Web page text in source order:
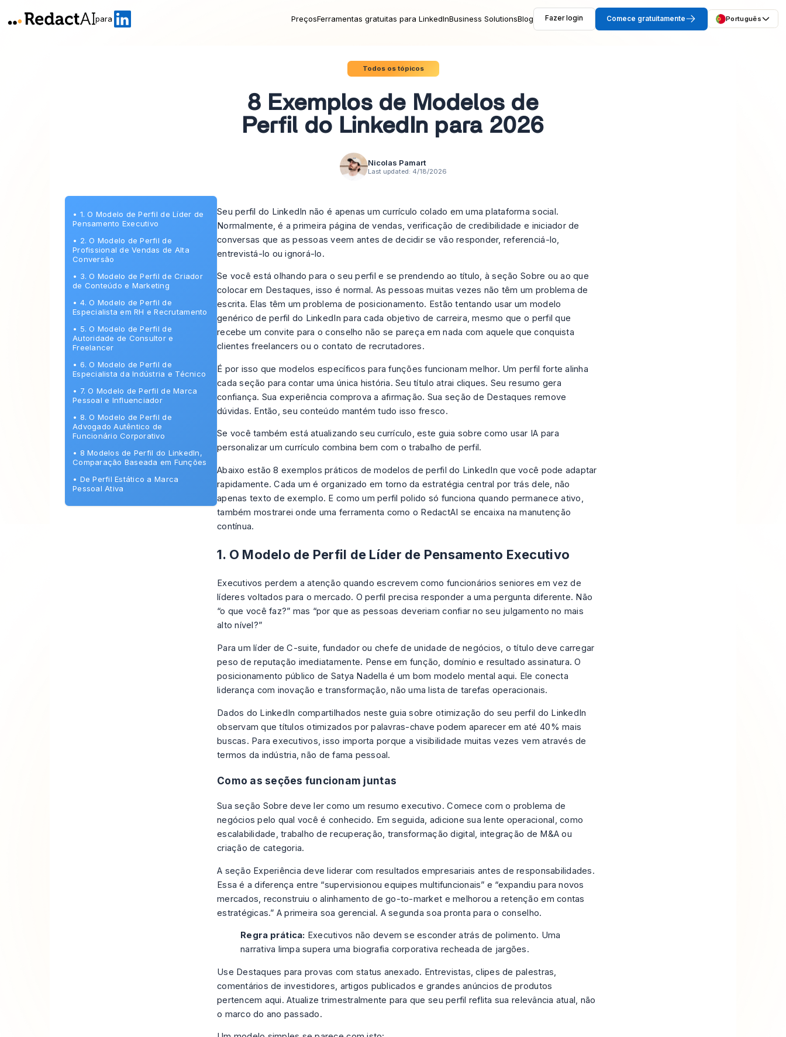
para PreçosFerramentas gratuitas para LinkedInBusiness SolutionsBlog Fazer login Comece gratuitamente Português
Todos os tópicos
8 Exemplos de Modelos de
Perfil do LinkedIn para 2026
Nicolas Pamart
Last updated: 4/18/2026
• 1. O Modelo de Perfil de Líder de
Pensamento Executivo
• 2. O Modelo de Perfil de
Profissional de Vendas de Alta
Conversão
• 3. O Modelo de Perfil de Criador
de Conteúdo e Marketing
• 4. O Modelo de Perfil de
Especialista em RH e Recrutamento
• 5. O Modelo de Perfil de
Autoridade de Consultor e
Freelancer
• 6. O Modelo de Perfil de
Especialista da Indústria e Técnico
• 7. O Modelo de Perfil de Marca
Pessoal e Influenciador
• 8. O Modelo de Perfil de
Advogado Autêntico de
Funcionário Corporativo
• 8 Modelos de Perfil do LinkedIn,
Comparação Baseada em Funções
• De Perfil Estático a Marca
Pessoal Ativa
Seu perfil do LinkedIn não é apenas um currículo colado em uma plataforma social.
Normalmente, é a primeira página de vendas, verificação de credibilidade e iniciador de
conversas que as pessoas veem antes de decidir se vão responder, referenciá-lo,
entrevistá-lo ou ignorá-lo.
Se você está olhando para o seu perfil e se prendendo ao título, à seção Sobre ou ao que
colocar em Destaques, isso é normal. As pessoas muitas vezes não têm um problema de
escrita. Elas têm um problema de posicionamento. Estão tentando usar um modelo
genérico de perfil do LinkedIn para cada objetivo de carreira, mesmo que o perfil que
recebe um convite para o conselho não se pareça em nada com aquele que conquista
clientes freelancers ou o contato de recrutadores.
É por isso que modelos específicos para funções funcionam melhor. Um perfil forte alinha
cada seção para contar uma única história. Seu título atrai cliques. Seu resumo gera
confiança. Sua experiência comprova a afirmação. Sua seção de Destaques remove
dúvidas. Então, seu conteúdo mantém tudo isso fresco.
Se você também está atualizando seu currículo, este guia sobrecomo usar IA para
personalizar um currículo combina bem com o trabalho de perfil.
Abaixo estão 8 exemplos práticos de modelos de perfil do LinkedIn que você pode adaptar
rapidamente. Cada um é organizado em torno da estratégia central por trás dele, não
apenas texto de exemplo. E como um perfil polido só funciona quando permanece ativo,
também mostrarei onde uma ferramenta como o RedactAI se encaixa na manutenção
contínua.
1. O Modelo de Perfil de Líder de Pensamento Executivo
Executivos perdem a atenção quando escrevem como funcionários seniores em vez de
líderes voltados para o mercado. O perfil precisa responder a uma pergunta diferente. Não
“o que você faz?” mas “por que as pessoas deveriam confiar no seu julgamento no mais
alto nível?”
Para um líder de C-suite, fundador ou chefe de unidade de negócios, o título deve carregar
peso de reputação imediatamente. Pense em função, domínio e resultado assinatura. O
posicionamento público de Satya Nadella é um bom modelo mental aqui. Ele conecta
liderança com inovação e transformação, não uma lista de tarefas operacionais.
Dados do LinkedIn compartilhados neste guia sobreotimização do seu perfil do LinkedIn
observam que títulos otimizados por palavras-chave podem aparecer em até 40% mais
buscas. Para executivos, isso importa porque a visibilidade muitas vezes vem através de
termos da indústria, não de fama pessoal.
Como as seções funcionam juntas
Sua seção Sobre deve ler como um resumo executivo. Comece com o problema de
negócios pelo qual você é conhecido. Em seguida, adicione sua lente operacional, como
escalabilidade, trabalho de recuperação, transformação digital, integração de M&A ou
criação de categoria.
A seção Experiência deve liderar com resultados empresariais antes de responsabilidades.
Essa é a diferença entre “supervisionou equipes multifuncionais” e “expandiu para novos
mercados, reconstruiu o alinhamento de go-to-market e melhorou a retenção em contas
estratégicas.” A primeira soa gerencial. A segunda soa pronta para o conselho.
Regra prática: Executivos não devem se esconder atrás de polimento. Uma
narrativa limpa supera uma biografia corporativa recheada de jargões.
Use Destaques para provas com status anexado. Entrevistas, clipes de palestras,
comentários de investidores, artigos publicados e grandes anúncios de produtos
pertencem aqui. Atualize trimestralmente para que seu perfil reflita sua relevância atual, não
o marco do ano passado.